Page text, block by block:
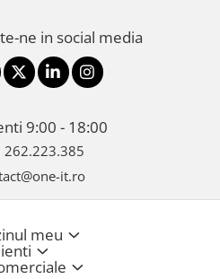
ne in social media
9:00 - 18:00
262.223.385
it.ro
meu